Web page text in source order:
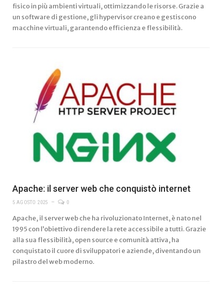
fisico in più ambienti virtuali, ottimizzando le risorse. Grazie a
un software di gestione, gli hypervisor creano e gestiscono
macchine virtuali, garantendo efficienza e flessibilità.
Apache: il server web che conquistò internet
5 AGOSTO 2025 0
Apache, il server web che ha rivoluzionato Internet, è nato nel
1995 con l’obiettivo di rendere la rete accessibile a tutti. Grazie
alla sua flessibilità, open source e comunità attiva, ha
conquistato il cuore di sviluppatori e aziende, diventando un
pilastro del web moderno.